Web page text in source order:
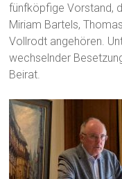
fünfköpfige Vorstand,
Miriam Bartels,
Vollrodt angehören.
wechselnder
Beirat.